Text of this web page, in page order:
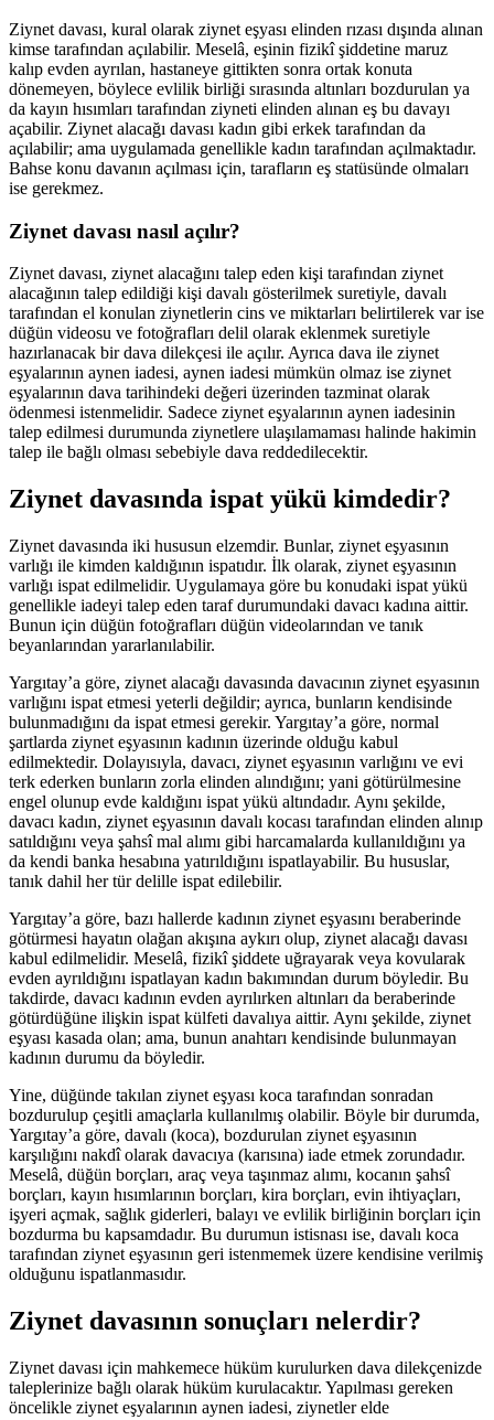
Ziynet davası, kural olarak ziynet eşyası elinden rızası dışında alınan
kimse tarafından açılabilir. Meselâ, eşinin fizikî şiddetine maruz
kalıp evden ayrılan, hastaneye gittikten sonra ortak konuta
dönemeyen, böylece evlilik birliği sırasında altınları bozdurulan ya
da kayın hısımları tarafından ziyneti elinden alınan eş bu davayı
açabilir. Ziynet alacağı davası kadın gibi erkek tarafından da
açılabilir; ama uygulamada genellikle kadın tarafından açılmaktadır.
Bahse konu davanın açılması için, tarafların eş statüsünde olmaları
ise gerekmez.
Ziynet davası nasıl açılır?
Ziynet davası, ziynet alacağını talep eden kişi tarafından ziynet
alacağının talep edildiği kişi davalı gösterilmek suretiyle, davalı
tarafından el konulan ziynetlerin cins ve miktarları belirtilerek var ise
düğün videosu ve fotoğrafları delil olarak eklenmek suretiyle
hazırlanacak bir dava dilekçesi ile açılır. Ayrıca dava ile ziynet
eşyalarının aynen iadesi, aynen iadesi mümkün olmaz ise ziynet
eşyalarının dava tarihindeki değeri üzerinden tazminat olarak
ödenmesi istenmelidir. Sadece ziynet eşyalarının aynen iadesinin
talep edilmesi durumunda ziynetlere ulaşılamaması halinde hakimin
talep ile bağlı olması sebebiyle dava reddedilecektir.
Ziynet davasında ispat yükü kimdedir?
Ziynet davasında iki hususun elzemdir. Bunlar, ziynet eşyasının
varlığı ile kimden kaldığının ispatıdır. İlk olarak, ziynet eşyasının
varlığı ispat edilmelidir. Uygulamaya göre bu konudaki ispat yükü
genellikle iadeyi talep eden taraf durumundaki davacı kadına aittir.
Bunun için düğün fotoğrafları düğün videolarından ve tanık
beyanlarından yararlanılabilir.
Yargıtay’a göre, ziynet alacağı davasında davacının ziynet eşyasının
varlığını ispat etmesi yeterli değildir; ayrıca, bunların kendisinde
bulunmadığını da ispat etmesi gerekir. Yargıtay’a göre, normal
şartlarda ziynet eşyasının kadının üzerinde olduğu kabul
edilmektedir. Dolayısıyla, davacı, ziynet eşyasının varlığını ve evi
terk ederken bunların zorla elinden alındığını; yani götürülmesine
engel olunup evde kaldığını ispat yükü altındadır. Aynı şekilde,
davacı kadın, ziynet eşyasının davalı kocası tarafından elinden alınıp
satıldığını veya şahsî mal alımı gibi harcamalarda kullanıldığını ya
da kendi banka hesabına yatırıldığını ispatlayabilir. Bu hususlar,
tanık dahil her tür delille ispat edilebilir.
Yargıtay’a göre, bazı hallerde kadının ziynet eşyasını beraberinde
götürmesi hayatın olağan akışına aykırı olup, ziynet alacağı davası
kabul edilmelidir. Meselâ, fizikî şiddete uğrayarak veya kovularak
evden ayrıldığını ispatlayan kadın bakımından durum böyledir. Bu
takdirde, davacı kadının evden ayrılırken altınları da beraberinde
götürdüğüne ilişkin ispat külfeti davalıya aittir. Aynı şekilde, ziynet
eşyası kasada olan; ama, bunun anahtarı kendisinde bulunmayan
kadının durumu da böyledir.
Yine, düğünde takılan ziynet eşyası koca tarafından sonradan
bozdurulup çeşitli amaçlarla kullanılmış olabilir. Böyle bir durumda,
Yargıtay’a göre, davalı (koca), bozdurulan ziynet eşyasının
karşılığını nakdî olarak davacıya (karısına) iade etmek zorundadır.
Meselâ, düğün borçları, araç veya taşınmaz alımı, kocanın şahsî
borçları, kayın hısımlarının borçları, kira borçları, evin ihtiyaçları,
işyeri açmak, sağlık giderleri, balayı ve evlilik birliğinin borçları için
bozdurma bu kapsamdadır. Bu durumun istisnası ise, davalı koca
tarafından ziynet eşyasının geri istenmemek üzere kendisine verilmiş
olduğunu ispatlanmasıdır.
Ziynet davasının sonuçları nelerdir?
Ziynet davası için mahkemece hüküm kurulurken dava dilekçenizde
taleplerinize bağlı olarak hüküm kurulacaktır. Yapılması gereken
öncelikle ziynet eşyalarının aynen iadesi, ziynetler elde